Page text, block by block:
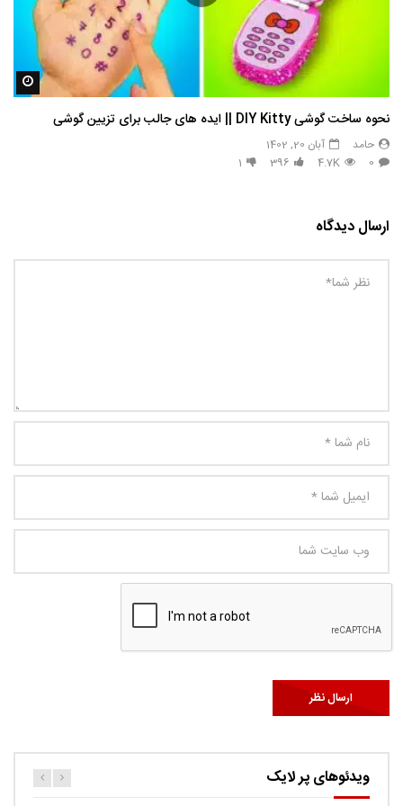
نحوه ساخت گوشی DIY Kitty || ایده های جالب برای تزیین گوشی
حامد
آبان 20, 1402
0
4.7K
396
1
ارسال دیدگاه
ویدئوهای پر لایک